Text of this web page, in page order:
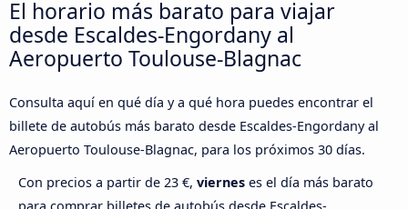
El horario más barato para viajar
desde Escaldes-Engordany al
Aeropuerto Toulouse-Blagnac
Consulta aquí en qué día y a qué hora puedes encontrar el
billete de autobús más barato desde Escaldes-Engordany al
Aeropuerto Toulouse-Blagnac, para los próximos 30 días.
Con precios a partir de 23 €, viernes es el día más barato